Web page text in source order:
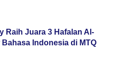
Raih Juara 3 Hafalan Al-
Indonesia di MTQ